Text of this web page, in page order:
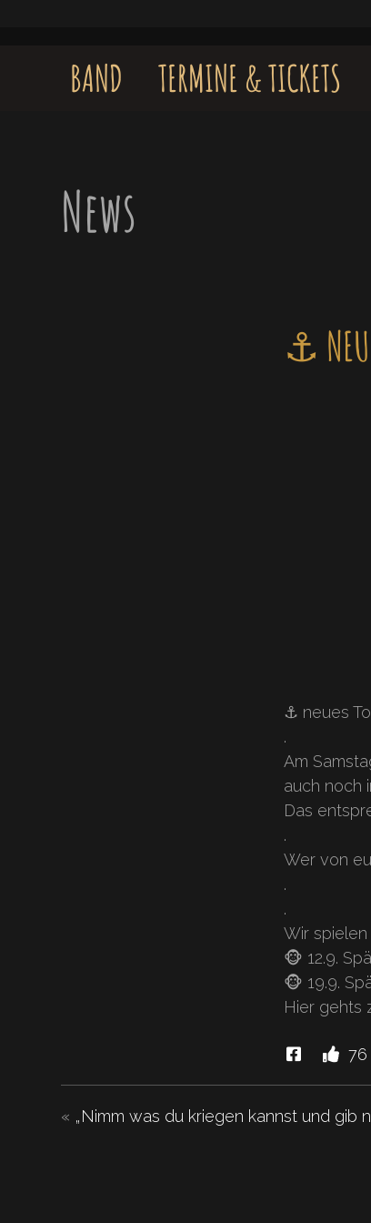
BAND TERMINE & TICKETS
News
⚓️
⚓️ neues
.
Am
auch noch
Das
.
Wer von
.
.
Wir
🐵 12.9.
🐵 19.9.
Hier gehts
Diese
neues
76
« „Nimm was du kriegen kannst und gib